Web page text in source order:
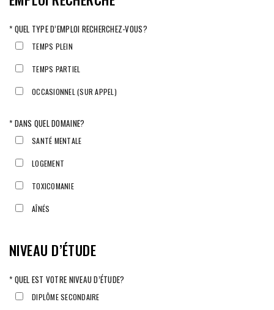
* QUEL TYPE D’EMPLOI RECHERCHEZ-VOUS?
TEMPS PLEIN
TEMPS PARTIEL
OCCASIONNEL (SUR APPEL)
* DANS QUEL DOMAINE?
SANTÉ MENTALE
LOGEMENT
TOXICOMANIE
AÎNÉS
NIVEAU D’ÉTUDE
* QUEL EST VOTRE NIVEAU D’ÉTUDE?
DIPLÔME SECONDAIRE